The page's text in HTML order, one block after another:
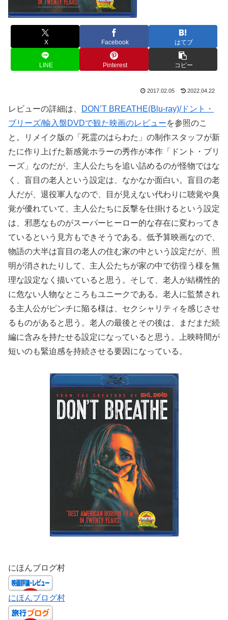
X Facebook はてブ
LINE Pinterest コピー
2017.02.05 2022.04.22
レビューの詳細は、
DON’T BREATHE(Blu-ray)/ドント・
ブリーズ/輸入盤DVDで観た映画のレビューを参照のこ
と。リメイク版の「死霊のはらわた」の制作スタッフが新
たに作り上げた新感覚ホラーの秀作が本作「ドント・ブリ
ーズ」なのだが、主人公たちを追い詰めるのが怪物ではな
く、盲目の老人という設定は、なかなか面白い。盲目の老
人だが、退役軍人なので、目が見えない代わりに聴覚や臭
覚が優れていて、主人公たちに反撃を仕掛けるという設定
は、邪悪なものがスーパーヒーロー的な存在に変わってき
ているという見方もできそうである。低予算映画なので、
物語の大半は盲目の老人の住む家の中という設定だが、照
明が消されたりして、主人公たちが家の中で彷徨う様を無
理な設定なく描いていると思う。そして、老人が結構性的
に危ない人物なところもユニークである。老人に監禁され
る主人公がピンチに陥る様は、セクシャリティを感じさせ
るものがあると思う。老人の最後とその後は、まだまだ続
編に含みを持たせる設定になっていると思う。上映時間が
短いのも緊迫感を持続させる要因になっている。
にほんブログ村
にほんブログ村